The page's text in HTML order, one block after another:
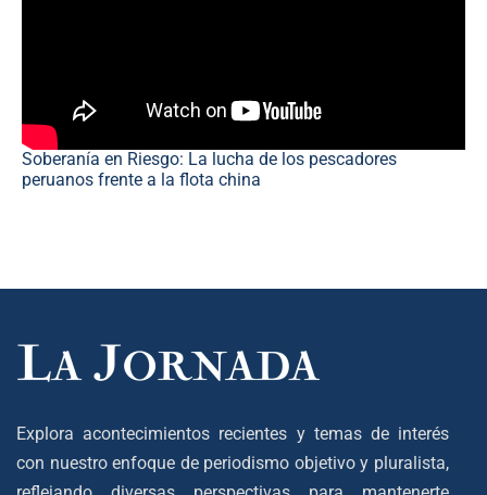
Soberanía en Riesgo: La lucha de los pescadores
peruanos frente a la flota china
Explora acontecimientos recientes y temas de interés
con nuestro enfoque de periodismo objetivo y pluralista,